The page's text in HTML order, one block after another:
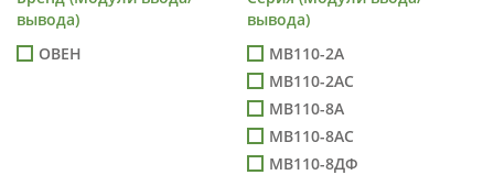
вывода)
ОВЕН
вывода)
МВ110-2А
МВ110-2АС
МВ110-8А
МВ110-8АС
МВ110-8ДФ